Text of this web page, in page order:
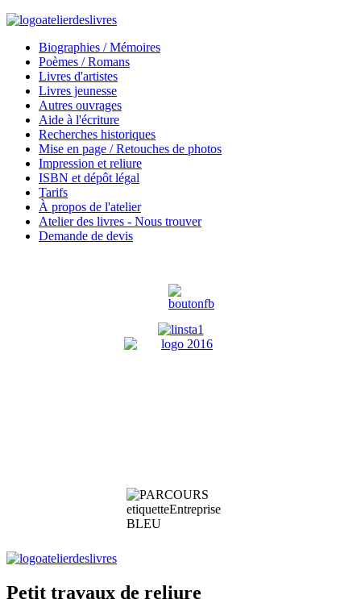
Biographies / Mémoires
Poèmes / Romans
Livres d'artistes
Livres jeunesse
Autres ouvrages
Aide à l'écriture
Recherches historiques
Mise en page / Retouches de photos
Impression et reliure
ISBN et dépôt légal
Tarifs
À propos de l'atelier
Atelier des livres - Nous trouver
Demande de devis
Petit travaux de reliure